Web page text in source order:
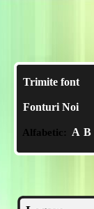
Trimite font
Fonturi Noi
Alfabetic: A B